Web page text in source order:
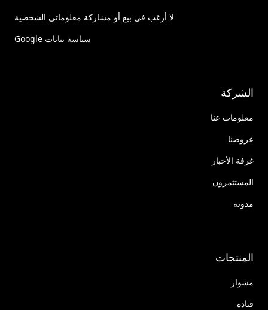
لا أرغب في بيع أو مشاركة معلوماتي الشخصية
سياسة بيانات Google
الشركة
معلومات عنا
عروضنا
غرفة الأخبار
المستثمرون
مدونة
المنتجات
مشوار
قيادة